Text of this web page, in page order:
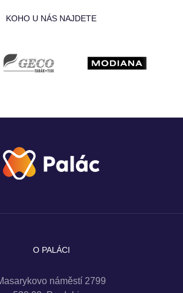
KOHO U NÁS NAJDETE
O PALÁCI
náměstí 2799